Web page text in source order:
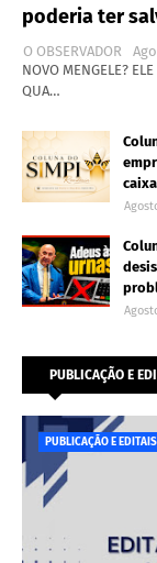
poderia ter
O OBSERVADOR
NOVO MENGELE?
QUA…
PUBLICAÇÃO E
PUBLICAÇÃO E EDITAIS